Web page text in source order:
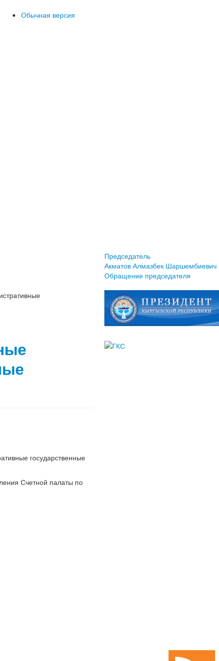
Обычная версия
государственные
Счетной палаты по
Председатель
Акматов Алмазбек Шаршембиевич
Обращение председателя